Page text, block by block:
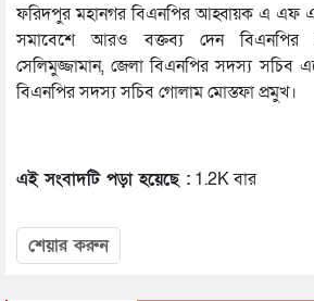
ফরিদপুর মহানগর বিএনপির আহ্বায়ক এ এফ
সমাবেশে আরও বক্তব্য দেন বিএনপির
সেলিমুজ্জামান, জেলা বিএনপির সদস্য সচিব
বিএনপির সদস্য সচিব গোলাম মোস্তফা প্রমুখ।
এই সংবাদটি পড়া হয়েছে : 1.2K বার
শেয়ার করুন